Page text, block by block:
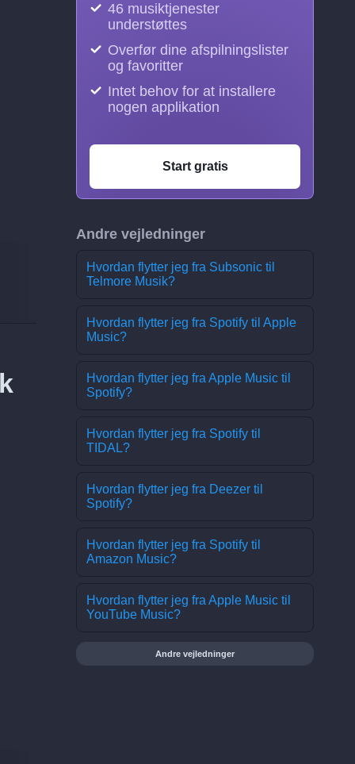
46 musiktjenester
understøttes
Overfør dine afspilningslister
og favoritter
Intet behov for at installere
nogen applikation
Start gratis
Andre vejledninger
Hvordan flytter jeg fra Subsonic til
Telmore Musik?
Hvordan flytter jeg fra Spotify til Apple
Music?
Hvordan flytter jeg fra Apple Music til
Spotify?
Hvordan flytter jeg fra Spotify til
TIDAL?
Hvordan flytter jeg fra Deezer til
Spotify?
Hvordan flytter jeg fra Spotify til
Amazon Music?
Hvordan flytter jeg fra Apple Music til
YouTube Music?
Andre vejledninger